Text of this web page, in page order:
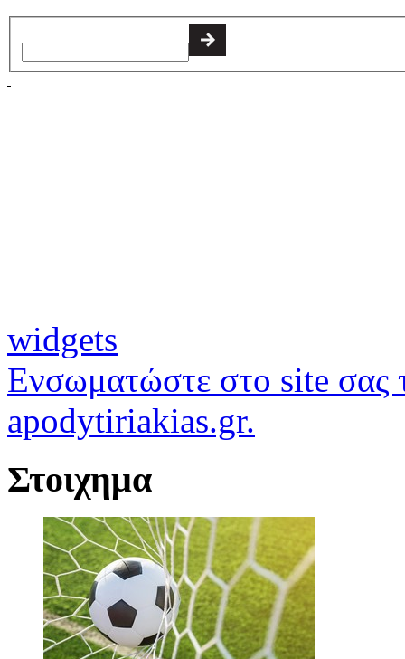
widgets
Ενσωματώστε στο site σας
apodytiriakias.gr.
Στοιχημα